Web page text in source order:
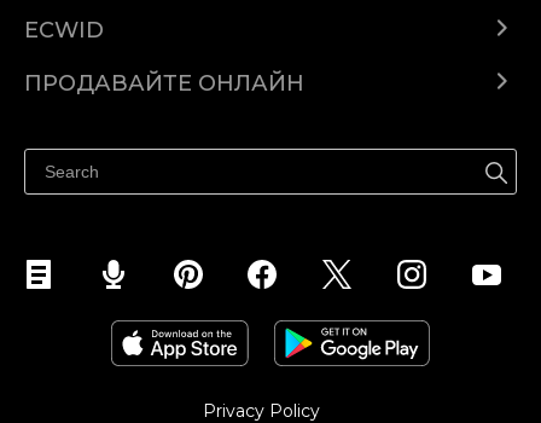
ECWID
Помощен център
ПРОДАВАЙТЕ ОНЛАЙН
Продавайте във Facebook
Продавайте в Instagram
Privacy Policy